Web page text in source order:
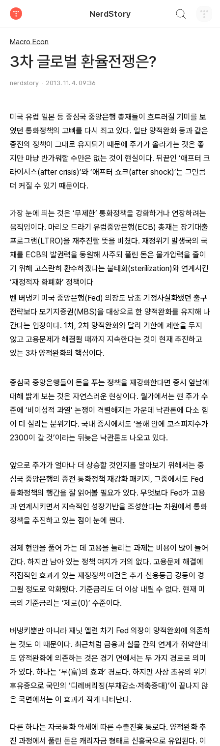
NerdStory
Macro Econ
3차 글로벌 환율전쟁은?
nerdstory 2013. 11. 4. 09:36
미국 유럽 일본 등 중심국 중앙은행 총재들이 흐트러질 기미를 보
였던 통화정책의 고삐를 다시 죄고 있다. 일단 양적완화 등과 같은
종전의 정책이 그대로 유지되기 때문에 주가가 올라가는 것은 좋
지만 마냥 반가워할 수만은 없는 것이 현실이다. 뒤끝인 ‘애프터 크
라이시스(after crisis)’와 ‘애프터 쇼크(after shock)’는 그만큼
더 커질 수 있기 때문이다.
가장 눈에 띄는 것은 ‘무제한’ 통화정책을 강화하거나 연장하려는
움직임이다. 마리오 드라기 유럽중앙은행(ECB) 총재는 장기대출
프로그램(LTRO)을 재추진할 뜻을 비쳤다. 재정위기 발생국의 국
채를 ECB의 발권력을 동원해 사주되 풀린 돈은 물가압력을 줄이
기 위해 고스란히 환수하겠다는 불태화(sterilization)와 연계시킨
‘재정적자 화폐화’ 정책이다
벤 버냉키 미국 중앙은행(Fed) 의장도 당초 기정사실화됐던 출구
전략보다 모기지증권(MBS)을 대상으로 한 양적완화를 유지해 나
간다는 입장이다. 1차, 2차 양적완화와 달리 기한에 제한을 두지
않고 고용문제가 해결될 때까지 지속한다는 것이 현재 추진하고
있는 3차 양적완화의 핵심이다.
중심국 중앙은행들이 돈을 푸는 정책을 재강화한다면 증시 앞날에
대해 밝게 보는 것은 자연스러운 현상이다. 월가에서는 현 주가 수
준에 ‘비이성적 과열’ 논쟁이 격렬해지는 가운데 낙관론에 다소 힘
이 더 실리는 분위기다. 국내 증시에서도 ‘올해 안에 코스피지수가
2300이 갈 것’이라는 뒤늦은 낙관론도 나오고 있다.
앞으로 주가가 얼마나 더 상승할 것인지를 알아보기 위해서는 중
심국 중앙은행의 종전 통화정책 재강화 패키지, 그중에서도 Fed
통화정책의 행간을 잘 읽어볼 필요가 있다. 무엇보다 Fed가 고용
과 연계시키면서 지속적인 성장기반을 조성한다는 차원에서 통화
정책을 추진하고 있는 점이 눈에 띈다.
경제 현안을 풀어 가는 데 고용을 늘리는 과제는 비용이 많이 들어
간다. 하지만 남아 있는 정책 여지가 거의 없다. 고용문제 해결에
직접적인 효과가 있는 재정정책 여건은 추가 신용등급 강등이 경
고될 정도로 악화됐다. 기준금리도 더 이상 내릴 수 없다. 현재 미
국의 기준금리는 ‘제로(0)’ 수준이다.
버냉키뿐만 아니라 재닛 옐런 차기 Fed 의장이 양적완화에 의존하
는 것도 이 때문이다. 최근처럼 금융과 실물 간의 연계가 취약한데
도 양적완화에 의존하는 것은 경기 면에서는 두 가지 경로로 의미
가 있다. 하나는 ‘부(富)의 효과’ 경로다. 하지만 사상 초유의 위기
후유증으로 국민의 ‘디레버리징(부채감소·저축증대)’이 끝나지 않
은 국면에서는 이 효과가 작게 나타난다.
다른 하나는 자국통화 약세에 따른 수출진흥 통로다. 양적완화 추
진 과정에서 풀린 돈은 캐리자금 형태로 신흥국으로 유입된다. 이